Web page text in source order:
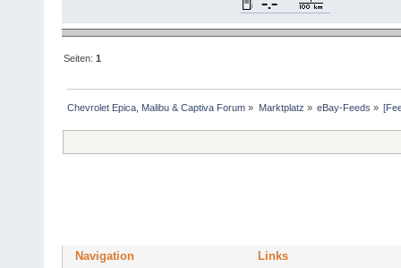
Seiten:1
Chevrolet Epica, Malibu & Captiva Forum » Marktplatz » eBay-Feeds »
Navigation Links